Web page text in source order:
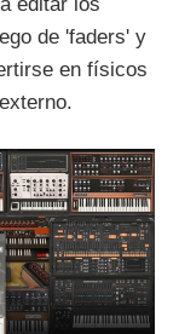
de 'faders' y
en físicos